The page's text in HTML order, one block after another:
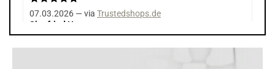
07.03.2026 — via Trustedshops.de
Siegfried H.